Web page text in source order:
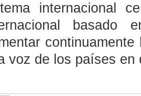
internacional
basado
voz de los países en